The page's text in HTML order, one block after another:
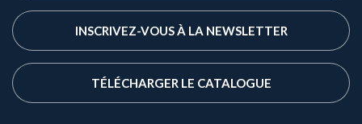
INSCRIVEZ-VOUS À LA NEWSLETTER
TÉLÉCHARGER LE CATALOGUE